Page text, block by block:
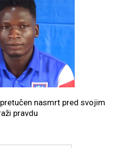
nasmrt pred svojim
pravdu